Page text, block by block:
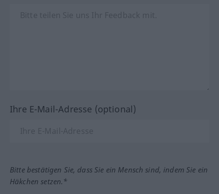
Ihre E-Mail-Adresse (optional)
Bitte bestätigen Sie, dass Sie ein Mensch sind, indem Sie ein
Häkchen setzen.*